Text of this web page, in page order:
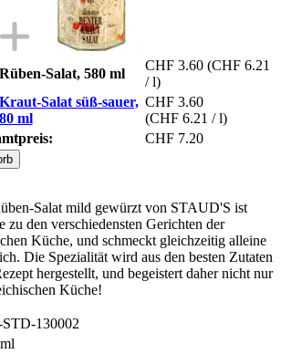
Salat, 580 ml
CHF 3.60 (CHF 6.21
/ l)
Salat süß-sauer,
ml
CHF 3.60
(CHF 6.21 / l)
CHF 7.20
Salat mild gewürzt von STAUD'S ist
zu den verschiedensten Gerichten der
Küche, und schmeckt gleichzeitig alleine
Die Spezialität wird aus den besten Zutaten
hergestellt, und begeistert daher nicht nur
Küche!
130002